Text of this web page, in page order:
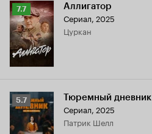
Рейтинг
Кинопоиска
7.7
7.7 Аллигатор
Сериал, 2025
Цуркан
Рейтинг
Кинопоиска
5.7
5.7 Тюремный дневник
Сериал, 2025
Патрик Шелл